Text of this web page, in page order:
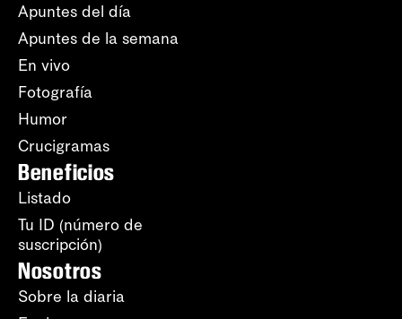
Apuntes del día
Apuntes de la semana
En vivo
Fotografía
Humor
Crucigramas
Beneficios
Listado
Tu ID (número de
suscripción)
Nosotros
Sobre la diaria